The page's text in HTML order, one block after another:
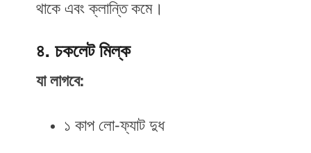
থাকে এবং ক্লান্তি কমে।
৪. চকলেট মিল্ক
যা লাগবে:
১ কাপ লো-ফ্যাট দুধ